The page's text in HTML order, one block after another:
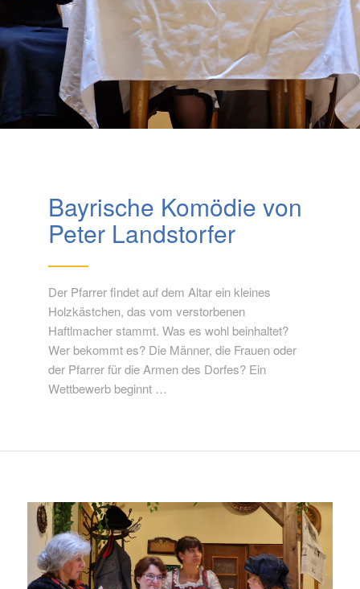
Bayrische Komödie von
Peter Landstorfer
Der Pfarrer findet auf dem Altar ein kleines
Holzkästchen, das vom verstorbenen
Haftlmacher stammt. Was es wohl beinhaltet?
Wer bekommt es? Die Männer, die Frauen oder
der Pfarrer für die Armen des Dorfes? Ein
Wettbewerb beginnt …